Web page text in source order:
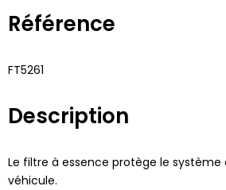
Référence
FT5261
Description
Le filtre à essence protège le système
véhicule.